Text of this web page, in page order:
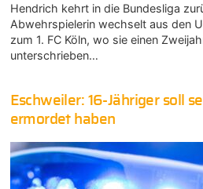
Hendrich kehrt in die Bundesliga
Abwehrspielerin wechselt aus den
zum 1. FC Köln, wo sie einen
unterschrieben…
Eschweiler: 16-Jähriger soll
ermordet haben